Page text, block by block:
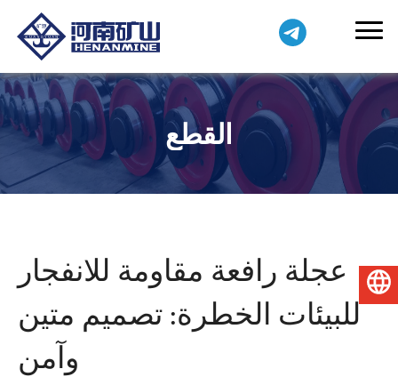
القطع
عجلة رافعة مقاومة للانفجار
للبيئات الخطرة: تصميم متين
وآمن
العربية